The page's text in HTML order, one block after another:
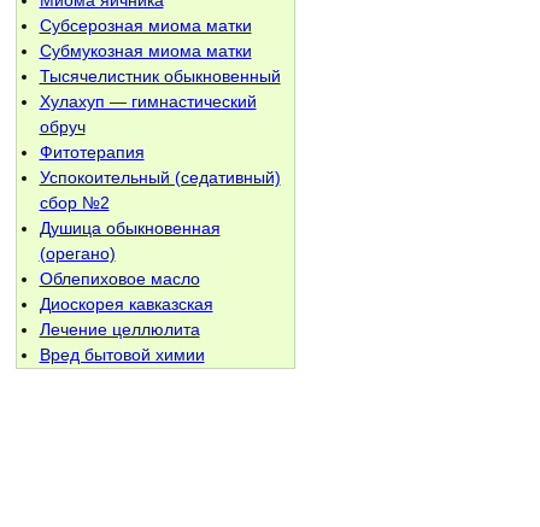
Субсерозная миома матки
Субмукозная миома матки
Тысячелистник обыкновенный
Хулахуп — гимнастический
обруч
Фитотерапия
Успокоительный (седативный)
сбор №2
Душица обыкновенная
(орегано)
Облепиховое масло
Диоскорея кавказская
Лечение целлюлита
Вред бытовой химии